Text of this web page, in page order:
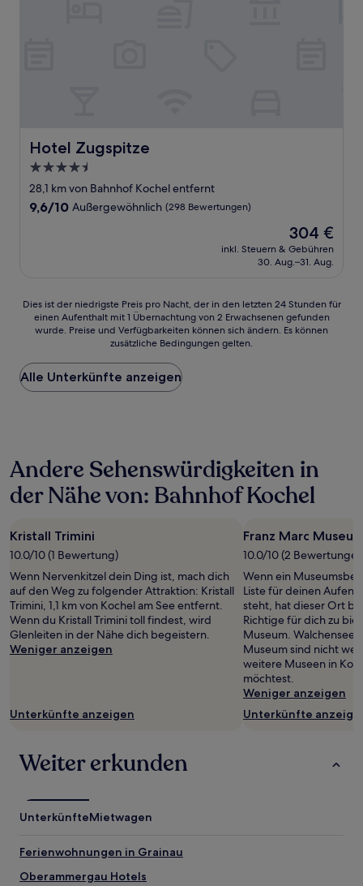
Hotel Zugspitze
Hotel Zugspitze
4.5-
Sterne-
Unterkunft
28,1 km von Bahnhof Kochel entfernt
9.6
9,6/10 Außergewöhnlich (298 Bewertungen)
Der
Preis
beträgt
304 €
inkl. Steuern & Gebühren
30. Aug.–31. Aug.
Dies
der
Preis
pro
Nacht,
24 Stunden
für
einen
1 Übernachtung
von
gefunden
wurde.
Preise
und
Verfügbarkeiten
können
können
gelten.
Dies ist der niedrigste Preis pro Nacht, der in den letzten 24 Stunden für
einen Aufenthalt mit 1 Übernachtung von 2 Erwachsenen gefunden
wurde. Preise und Verfügbarkeiten können sich ändern. Es können
zusätzliche Bedingungen gelten.
Alle Unterkünfte anzeigen
Andere Sehenswürdigkeiten in
der Nähe von: Bahnhof Kochel
Kristall Trimini
10.0/10 (1 Bewertung)
Wenn Nervenkitzel dein Ding ist, mach dich
auf den Weg zu folgender Attraktion: Kristall
Trimini, 1,1 km von Kochel am See entfernt.
Wenn du Kristall Trimini toll findest, wird
Glenleiten in der Nähe dich begeistern.
Weniger anzeigen
Unterkünfte anzeigen
Franz Marc
10.0/10 (2
Wenn ein
Liste für deinen
steht, hat dieser Ort
Richtige für dich zu
Museum.
Museum sind nicht
weitere Museen in
möchtest.
Weniger anzeigen
Unterkünfte
Weiter erkunden
UnterkünfteMietwagen
Ferienwohnungen in Grainau
Oberammergau Hotels